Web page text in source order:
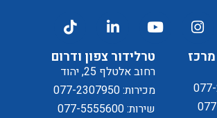
טרלידור צפון ודרום
רחוב אלטלף 25, יהוד
מכירות: 077-2307950
שירות: 077-5555600